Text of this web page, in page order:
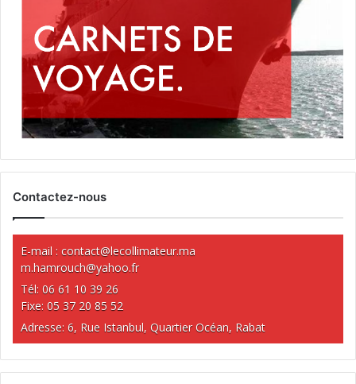
Contactez-nous
E-mail : contact@lecollimateur.ma
m.hamrouch@yahoo.fr
Tél: 06 61 10 39 26
Fixe: 05 37 20 85 52
Adresse: 6, Rue Istanbul, Quartier Océan, Rabat